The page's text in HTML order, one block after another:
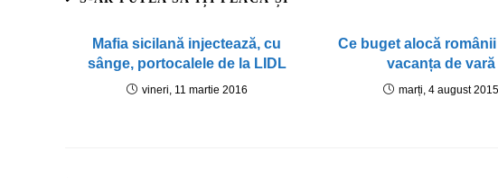
Mafia sicilană injectează, cu
sânge, portocalele de la LIDL
vineri, 11 martie 2016
Ce buget alocă
vacanța de vară
marți, 4 august 2015